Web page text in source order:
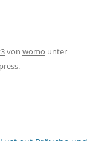
von womo unter
.